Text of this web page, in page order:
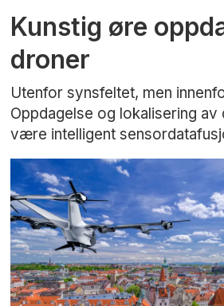
Kunstig øre
droner
Utenfor synsfeltet, men
Oppdagelse og lokalisering
være intelligent